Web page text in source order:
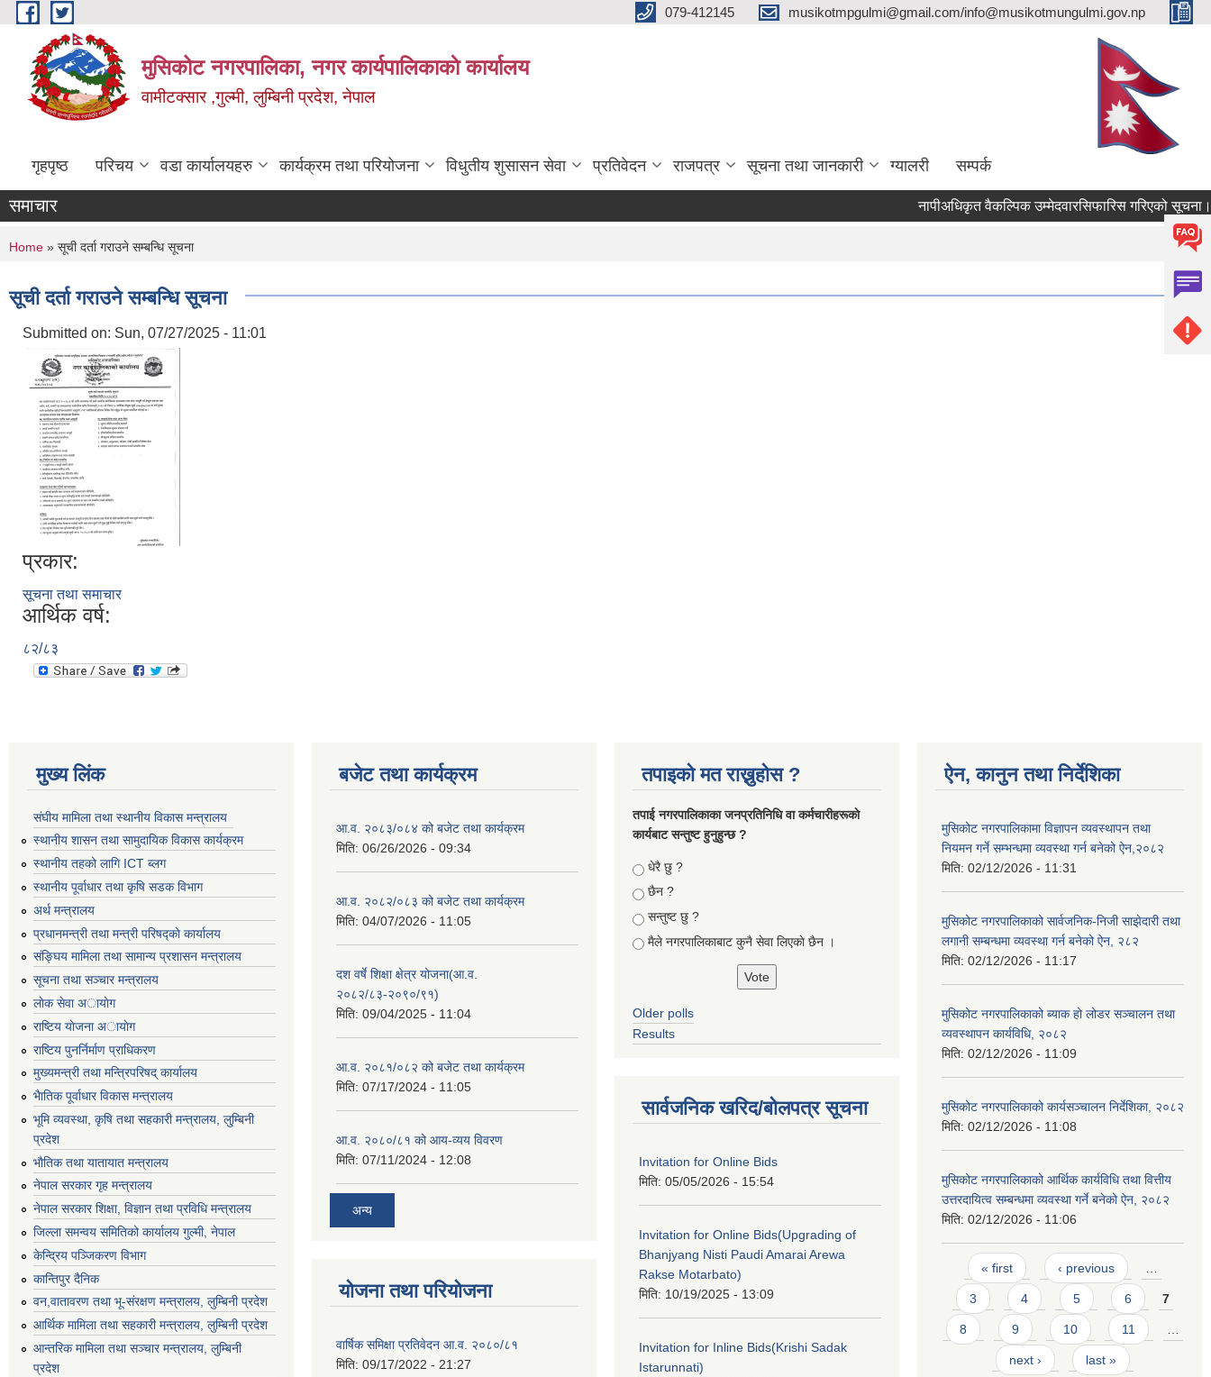
Skip to main content 079-412145 musikotmpgulmi@gmail.com/info@musikotmungulmi.gov.np
मुसिकोट नगरपालिका, नगर कार्यपालिकाकाे कार्यालय
वामीटक्सार ,गुल्मी, लुम्बिनी प्रदेश, नेपाल
गृहपृष्ठ परिचय वडा कार्यालयहरु कार्यक्रम तथा परियोजना विधुतीय शुसासन सेवा प्रतिवेदन राजपत्र सूचना तथा जानकारी ग्यालरी सम्पर्क
समाचार नापीअधिकृत वैकल्पिक उम्मेदवारसिफारिस गरिएको सूचना।
You are here
Home » सूची दर्ता गराउने सम्बन्धि सूचना
सूची दर्ता गराउने सम्बन्धि सूचना
Submitted on: Sun, 07/27/2025 - 11:01
प्रकार:
सूचना तथा समाचार
आर्थिक वर्ष:
८२/८३
मुख्य लिंक
संघीय मामिला तथा स्थानीय विकास मन्त्रालय
स्थानीय शासन तथा सामुदायिक विकास कार्यक्रम
स्थानीय तहको लागि ICT ब्लग
स्थानीय पूर्वाधार तथा कृषि सडक विभाग
अर्थ मन्त्रालय
प्रधानमन्त्री तथा मन्त्री परिषद्काे कार्यालय
संङ्घिय मामिला तथा सामान्य प्रशासन मन्त्रालय
सूचना तथा सञ्चार मन्त्रालय
लाेक सेवा अायाेग
राष्टिय याेजना अायाेग
राष्टिय पुनर्निर्माण प्राधिकरण
मुख्यमन्त्री तथा मन्त्रिपरिषद् कार्यालय
भैातिक पूर्वाधार विकास मन्त्रालय
भूमि व्यवस्था, कृषि तथा सहकारी मन्त्रालय, लु्म्बिनी
प्रदेश
भाैतिक तथा यातायात मन्त्रालय
नेपाल सरकार गृह मन्त्रालय
नेपाल सरकार शिक्षा, विज्ञान तथा प्रविधि मन्त्रालय
जिल्ला समन्वय समितिको कार्यालय गुल्मी, नेपाल
केन्द्रिय पञ्जिकरण विभाग
कान्तिपुर दैनिक
वन,वातावरण तथा भू-संरक्षण मन्त्रालय, लुम्बिनी प्रदेश
आर्थिक मामिला तथा सहकारी मन्त्रालय, लुम्बिनी प्रदेश
आन्तरिक मामिला तथा सञ्चार मन्त्रालय, लुम्बिनी
प्रदेश
बजेट तथा कार्यक्रम
आ.व. २०८३/०८४ को बजेट तथा कार्यक्रम
मिति: 06/26/2026 - 09:34
आ.व. २०८२/०८३ को बजेट तथा कार्यक्रम
मिति: 04/07/2026 - 11:05
दश वर्षे शिक्षा क्षेत्र योजना(आ.व.
२०८२/८३-२०९०/९१)
मिति: 09/04/2025 - 11:04
आ.व. २०८१/०८२ को बजेट तथा कार्यक्रम
मिति: 07/17/2024 - 11:05
आ.व. २०८०/८१ को आय-व्यय विवरण
मिति: 07/11/2024 - 12:08
अन्य
योजना तथा परियोजना
वार्षिक समिक्षा प्रतिवेदन आ.व. २०८०/८१
मिति: 09/17/2022 - 21:27
तपाइको मत राख्नुहोस ?
तपा‌ई नगरपालिकाका जनप्रतिनिधि वा कर्मचारीहरूकाे
कार्यबाट सन्तुष्ट हुनुहुन्छ ?
Choices
धेरै छु ?
छैन ?
सन्तुष्ट छु ?
मैले नगरपालिकाबाट कुनै सेवा लिएकाे छैन ।
Older polls
Results
सार्वजनिक खरिद/बोलपत्र सूचना
Invitation for Online Bids
मिति: 05/05/2026 - 15:54
Invitation for Online Bids(Upgrading of
Bhanjyang Nisti Paudi Amarai Arewa
Rakse Motarbato)
मिति: 10/19/2025 - 13:09
Invitation for Inline Bids(Krishi Sadak
Istarunnati)
ऐन, कानुन तथा निर्देशिका
मुसिकोट नगरपालिकामा विज्ञापन व्यवस्थापन तथा
नियमन गर्ने सम्भन्धमा व्यवस्था गर्न बनेको ऐन,२०८२
मिति: 02/12/2026 - 11:31
मुसिकोट नगरपालिकाको सार्वजनिक-निजी साझेदारी तथा
लगानी सम्बन्धमा व्यवस्था गर्न बनेको ऐन, २८२
मिति: 02/12/2026 - 11:17
मुसिकोट नगरपालिकाको ब्याक हो लोडर सञ्चालन तथा
व्यवस्थापन कार्यविधि, २०८२
मिति: 02/12/2026 - 11:09
मुसिकोट नगरपालिकाको कार्यसञ्चालन निर्देशिका, २०८२
मिति: 02/12/2026 - 11:08
मुसिकोट नगरपालिकाको आर्थिक कार्यविधि तथा वित्तीय
उत्तरदायित्व सम्बन्धमा व्यवस्था गर्ने बनेको ऐन, २०८२
मिति: 02/12/2026 - 11:06
Pages
« first ‹ previous …
3 4 5 6 7
8 9 10 11 …
next › last »